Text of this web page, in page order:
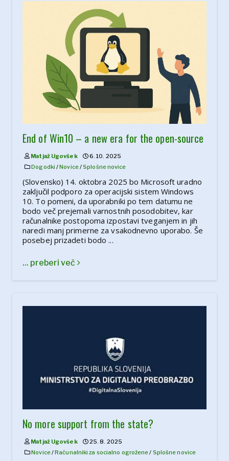
End of Win10 – a new era for the open-source
Matjaž Ugovšek
6. 10. 2025
Dogodki /Novice/Splošne novice
(Slovensko) 14. oktobra 2025 bo Microsoft uradno
zaključil podporo za operacijski sistem Windows
10. To pomeni, da uporabniki po tem datumu ne
bodo več prejemali varnostnih posodobitev, kar
računalnike postopoma izpostavi tveganjem in jih
naredi manj primerne za vsakodnevno uporabo. Še
posebej prizadeti bodo ...
... preberi več
No more support from the state?
Matjaž Ugovšek
25. 8. 2025
Novice/Računalniki za socialno ogrožene/ Splošne novice